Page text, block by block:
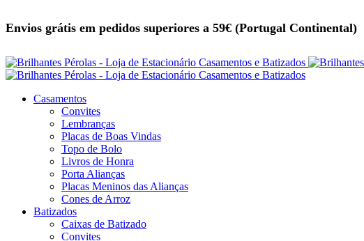
Envios grátis em pedidos superiores a 59€ (Portugal Continental)
Casamentos
Convites
Lembranças
Placas de Boas Vindas
Topo de Bolo
Livros de Honra
Porta Alianças
Placas Meninos das Alianças
Cones de Arroz
Batizados
Caixas de Batizado
Convites